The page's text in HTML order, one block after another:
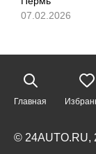
07.02.2026
Главная
© 24AUTO.RU,